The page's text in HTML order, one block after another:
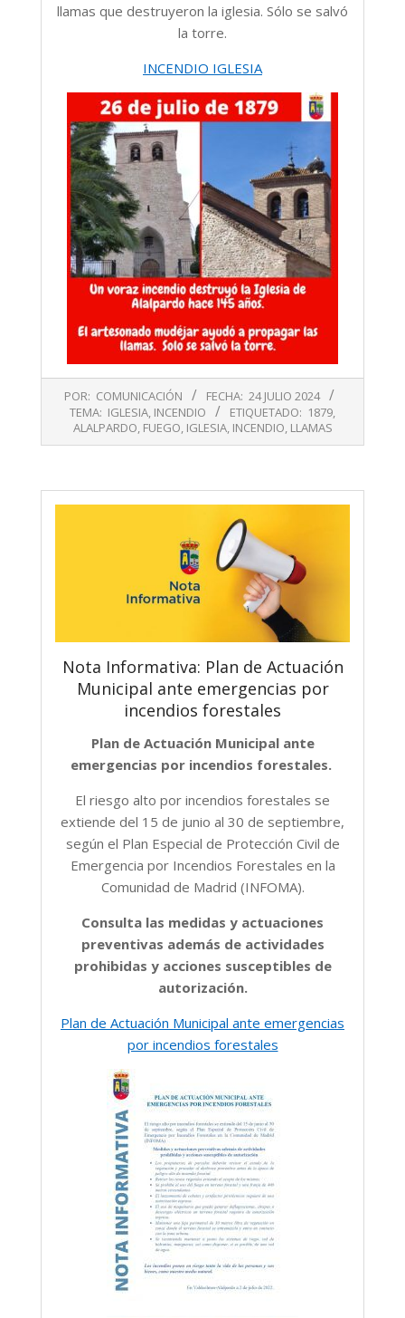
llamas que destruyeron la iglesia. Sólo se salvó
la torre.
INCENDIO IGLESIA
POR: COMUNICACIÓN FECHA: 24 JULIO 2024
TEMA: IGLESIA, INCENDIO ETIQUETADO: 1879,
ALALPARDO, FUEGO, IGLESIA, INCENDIO, LLAMAS
Nota Informativa: Plan de Actuación
Municipal ante emergencias por
incendios forestales
Plan de Actuación Municipal ante
emergencias por incendios forestales.
El riesgo alto por incendios forestales se
extiende del 15 de junio al 30 de septiembre,
según el Plan Especial de Protección Civil de
Emergencia por Incendios Forestales en la
Comunidad de Madrid (INFOMA).
Consulta las medidas y actuaciones
preventivas además de actividades
prohibidas y acciones susceptibles de
autorización.
Plan de Actuación Municipal ante emergencias
por incendios forestales